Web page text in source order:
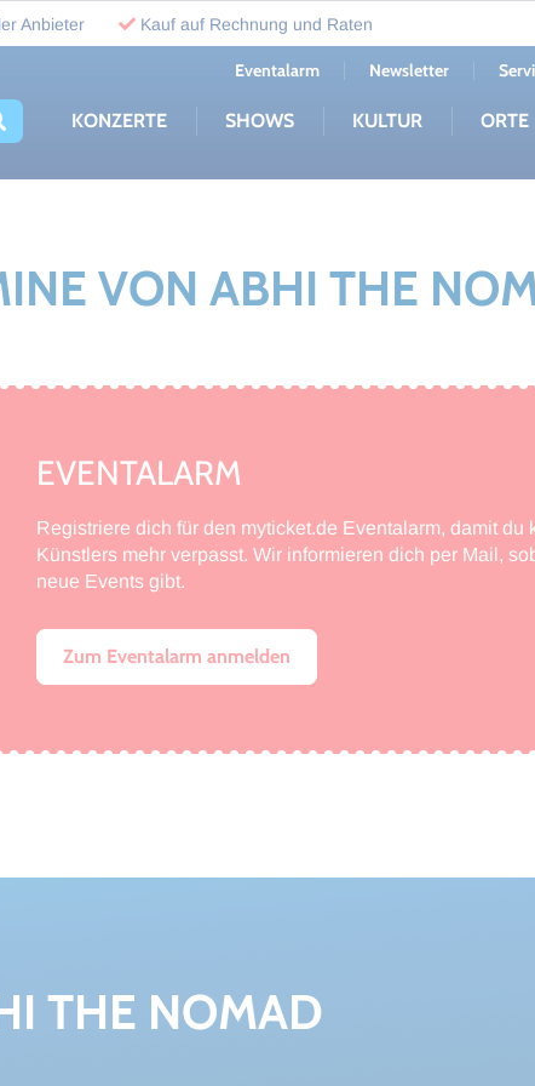
Anbieter Kauf auf Rechnung und Raten
KONZERTE SHOWS KULTUR ORTE
Eventalarm Newsletter
VON ABHI THE
EVENTALARM
Registriere dich für den myticket.de Eventalarm, damit du
Künstlers mehr verpasst. Wir informieren dich per Mail,
neue Events gibt.
Zum Eventalarm anmelden
THE NOMAD